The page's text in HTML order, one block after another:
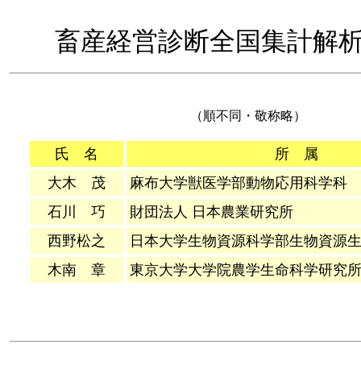
畜産経営診断全国集計解
（順不同・敬称略）
氏 名
所 属
大木 茂
麻布大学獣医学部動物応用科学科
石川 巧
財団法人 日本農業研究所
西野松之
日本大学生物資源科学部生物資源
木南 章
東京大学大学院農学生命科学研究所